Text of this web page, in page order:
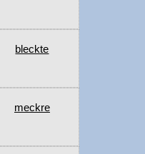
bleckte
meckre